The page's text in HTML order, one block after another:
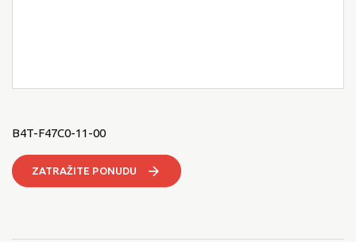
B4T-F47C0-11-00
ZATRAŽITE PONUDU